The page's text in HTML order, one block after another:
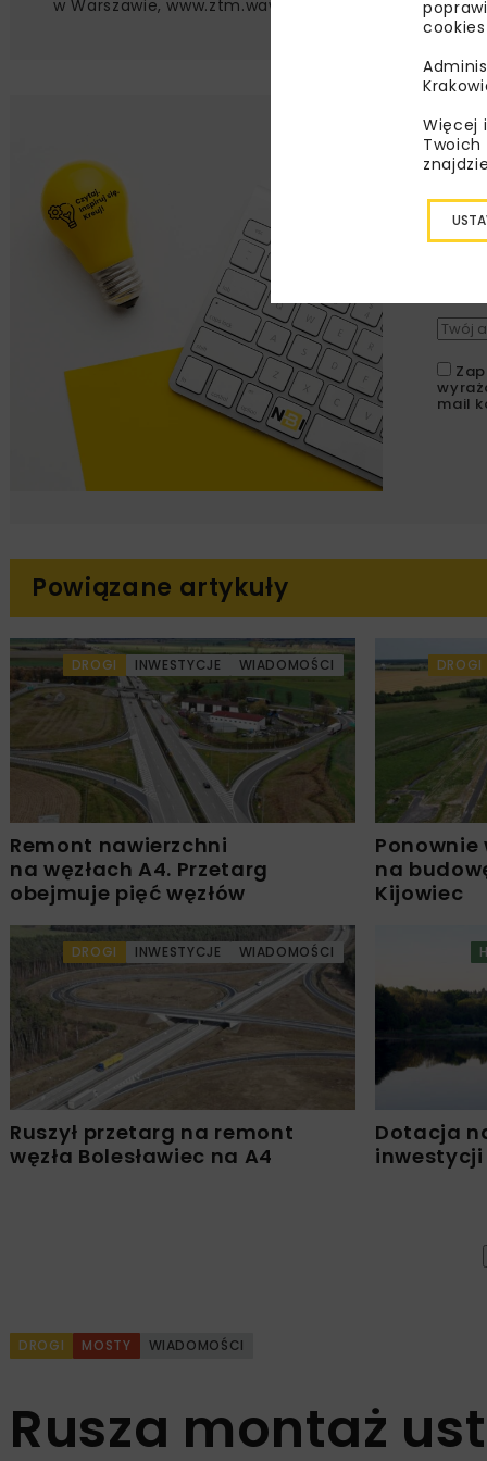
w Warszawie, www.ztm.waw.pl
mail
Powiązane artykuły
DROGI INWESTYCJE WIADOMOŚCI
Remont nawierzchni
na węzłach A4. Przetarg
obejmuje pięć węzłów
DROGI
na
Kijowiec
DROGI INWESTYCJE WIADOMOŚCI
Ruszył przetarg na remont
węzła Bolesławiec na A4
Dotacja
inwestycji
DROGI MOSTY WIADOMOŚCI
Rusza montaż
Więcej